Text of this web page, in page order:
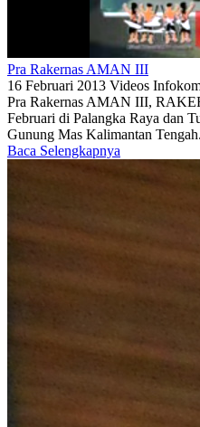
Pra Rakernas AMAN III
16 Februari 2013 Videos
Pra Rakernas AMAN III,
Februari di Palangka Raya dan
Gunung Mas Kalimantan
Baca Selengkapnya